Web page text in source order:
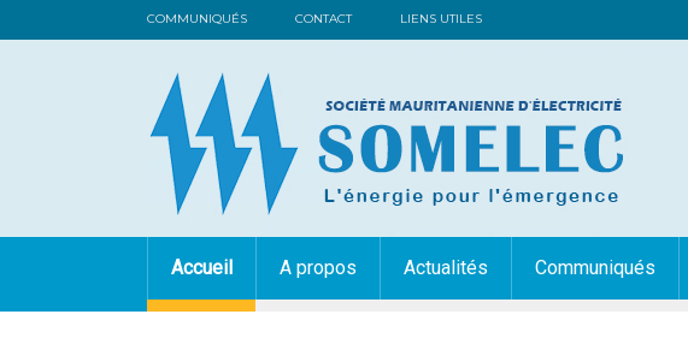
COMMUNIQUÉS CONTACT LIENS UTILES
Accueil A propos Actualités Communiqués